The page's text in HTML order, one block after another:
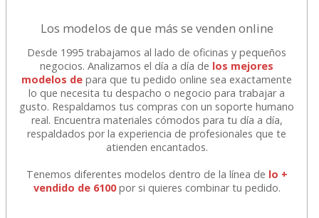
Los modelos de que más se venden online
Desde 1995 trabajamos al lado de oficinas y pequeños
negocios. Analizamos el día a día de los mejores
modelos depara que tu pedido online sea exactamente
lo que necesita tu despacho o negocio para trabajar a
gusto. Respaldamos tus compras con un soporte humano
real. Encuentra materiales cómodos para tu día a día,
respaldados por la experiencia de profesionales que te
atienden encantados.
Tenemos diferentes modelos dentro de la línea de lo +
vendido de 6100por si quieres combinar tu pedido.